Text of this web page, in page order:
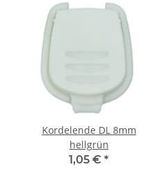
Kordelende DL 8mm
hellgrün
1,05 € *